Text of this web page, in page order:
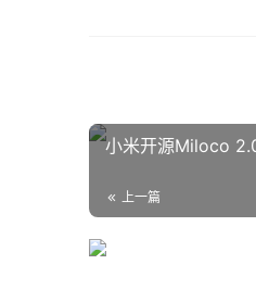
小米开源Miloco
上一篇